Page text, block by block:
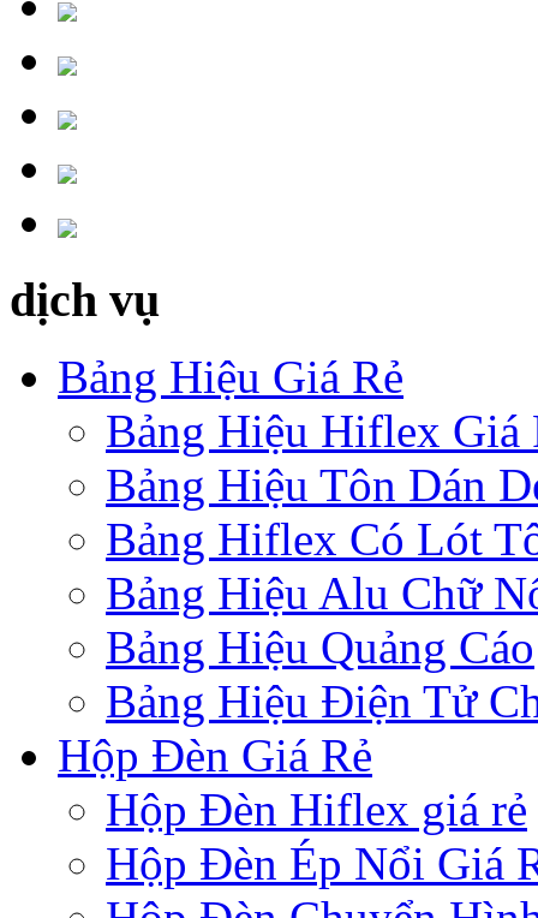
dịch vụ
Bảng Hiệu Giá Rẻ
Bảng Hiệu Hiflex Giá
Bảng Hiệu Tôn Dán
Bảng Hiflex Có Lót
Bảng Hiệu Alu Chữ
Bảng Hiệu Quảng Cáo
Bảng Hiệu Điện Tử
Hộp Đèn Giá Rẻ
Hộp Đèn Hiflex giá rẻ
Hộp Đèn Ép Nổi Giá